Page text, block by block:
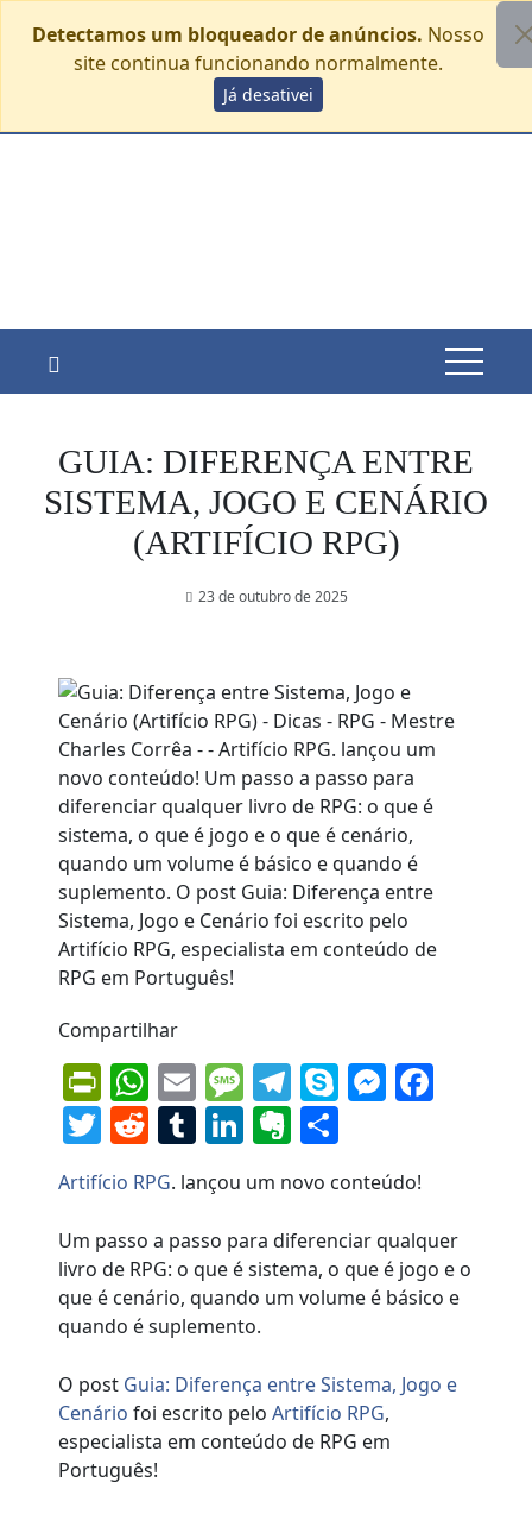
Detectamos um bloqueador de anúncios. Nosso
site continua funcionando normalmente.
Já desativei
to
sábado, agosto 8
GUIA: DIFERENÇA ENTRE
SISTEMA, JOGO E CENÁRIO
(ARTIFÍCIO RPG)
23 de outubro de 2025
Compartilhar
PrintFriendly
WhatsApp
EmailMessage
Telegram
Skype
Twitter
Reddit
Tumblr
LinkedIn
Evernote
Artifício RPG. lançou um novo conteúdo!
Um passo a passo para diferenciar qualquer
livro de RPG: o que é sistema, o que é jogo e o
que é cenário, quando um volume é básico e
quando é suplemento.
O post Guia: Diferença entre Sistema, Jogo e
Cenário foi escrito peloArtifício RPG,
especialista em conteúdo de RPG em
Português!